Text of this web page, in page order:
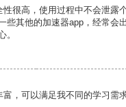
性很高，使用过程中不会泄露
些其他的加速器app，经常会
。
，可以满足我不同的学习需